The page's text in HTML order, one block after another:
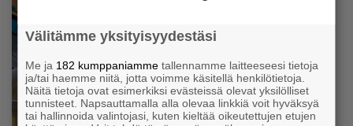
Välitämme yksityisyydestäsi
Me ja 182 kumppaniamme tallennamme laitteeseesi tietoja
ja/tai haemme niitä, jotta voimme käsitellä henkilötietoja.
Näitä tietoja ovat esimerkiksi evästeissä olevat yksilölliset
tunnisteet. Napsauttamalla alla olevaa linkkiä voit hyväksyä
tai hallinnoida valintojasi, kuten kieltää oikeutettujen etujen